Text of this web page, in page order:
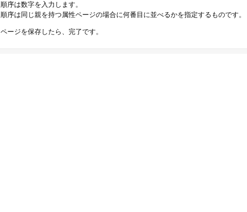
順序は数字を入力します。
順序は同じ親を持つ属性ページの場合に何番目に並べるかを指定するものです。
ページを保存したら、完了です。